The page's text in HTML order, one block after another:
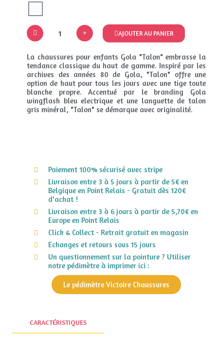
AJOUTER AU PANIER
La chaussures pour enfants Gola "Talon" embrasse la
tendance classique du haut de gamme. Inspiré par les
archives des années 80 de Gola, "Talon" offre une
option de haut pour tous les jours avec une tige toute
blanche propre. Accentué par le branding Gola
wingflash bleu electrique et une languette de talon
gris minéral, "Talon" se démarque avec originalité.
Paiement 100% sécurisé avec stripe
Livraison entre 3 à 5 jours à partir de 5€ en
Belgique en Point Relais - Gratuit dès 120€
d'achat !
Livraison entre 3 à 6 jours à partir de 5,70€ en
Europe en Point Relais
Click & Collect - Retrait gratuit en magasin
Echanges et retours sous 15 jours
Un questionnement sur la pointure ? Utiliser
notre pédimètre à imprimer ici :
Le pédimètre Victoire Chaussures
CARACTÉRISTIQUES